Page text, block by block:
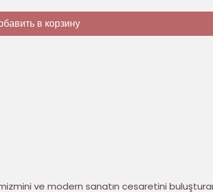
в корзину
ve modern sanatın cesaretini